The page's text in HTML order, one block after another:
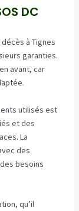
DC
à Tignes
garanties.
avant, car
utilisés est
et des
La
des
besoins
qu’il